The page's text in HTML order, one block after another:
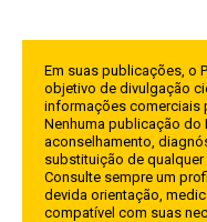
Em suas publicações, o
objetivo de divulgação
informações comerciais
Nenhuma publicação do
aconselhamento,
substituição de
Consulte sempre um
devida orientação,
compatível com suas